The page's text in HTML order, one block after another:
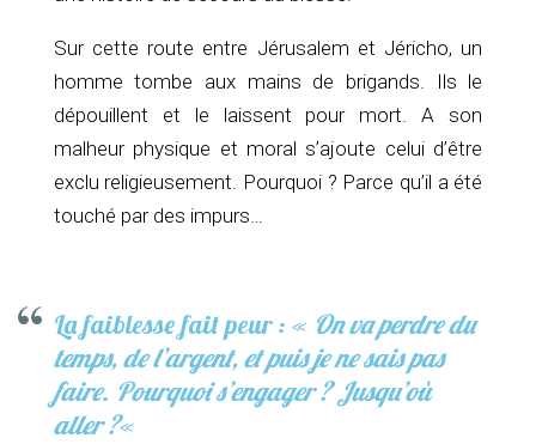
Sur cette route entre Jérusalem et Jéricho, un
homme tombe aux mains de brigands. Ils le
dépouillent et le laissent pour mort. A son
malheur physique et moral s’ajoute celui d’être
exclu religieusement. Pourquoi ? Parce qu’il a été
touché par des impurs…
La faiblesse fait peur : « On va perdre du
temps, de l’argent, et puis je ne sais pas
faire. Pourquoi s’engager ? Jusqu’où
aller ?«